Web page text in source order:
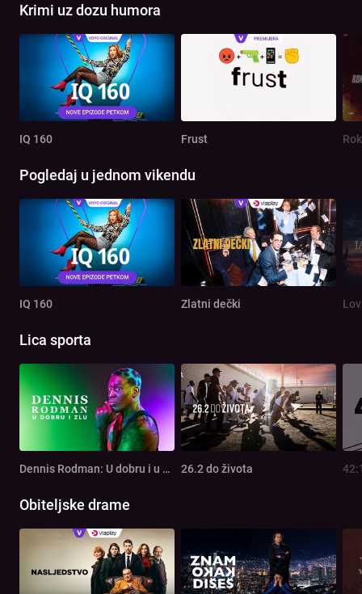
Krimi uz dozu humora
IQ 160 Frust
Pogledaj u jednom vikendu
IQ 160 Zlatni dečki
Lica sporta
Dennis Rodman: U dobru i u zlu 26.2 do života
Obiteljske drame